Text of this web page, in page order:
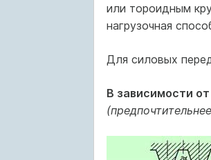
или тороидным
нагрузочная
Для силовых
В зависимости